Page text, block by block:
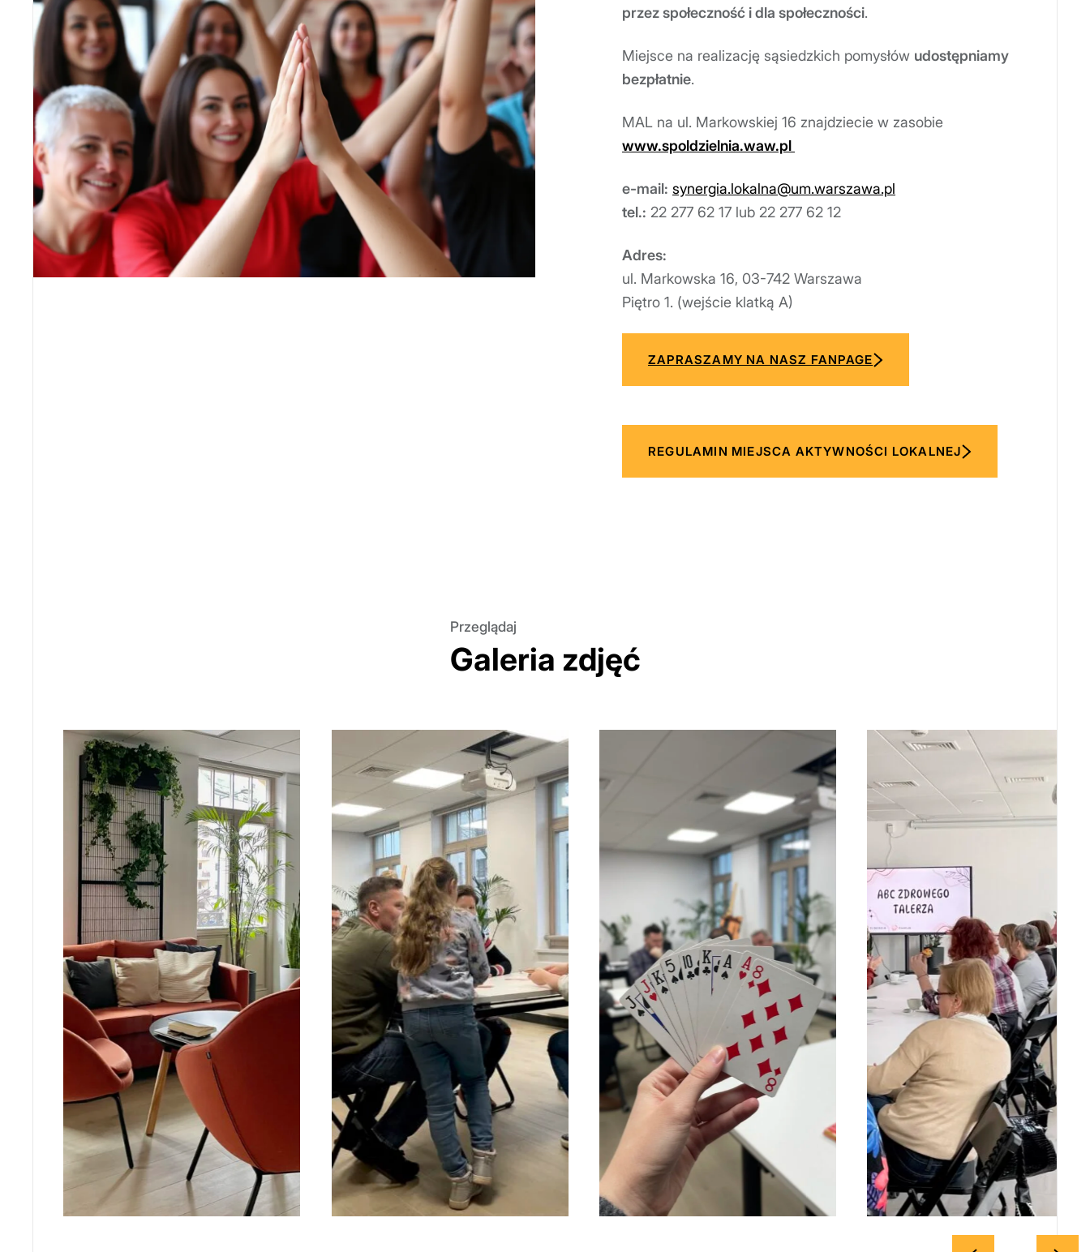
przez społeczność i dla społeczności.
Miejsce na realizację sąsiedzkich pomysłów udostępniamy
bezpłatnie.
MAL na ul. Markowskiej 16 znajdziecie w zasobie
www.spoldzielnia.waw.pl
e-mail: synergia.lokalna@um.warszawa.pl
tel.: 22 277 62 17 lub 22 277 62 12
Adres:
ul. Markowska 16, 03-742 Warszawa
Piętro 1. (wejście klatką A)
ZAPRASZAMY NA NASZ FANPAGE
REGULAMIN MIEJSCA AKTYWNOŚCI LOKALNEJ
Przeglądaj
Galeria zdjęć